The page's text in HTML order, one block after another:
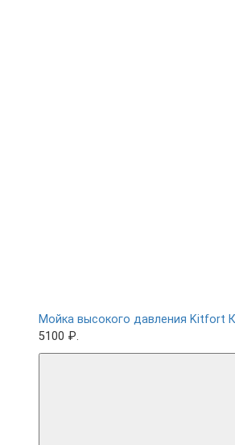
Мойка высокого давления Kitfort
5100 ₽.